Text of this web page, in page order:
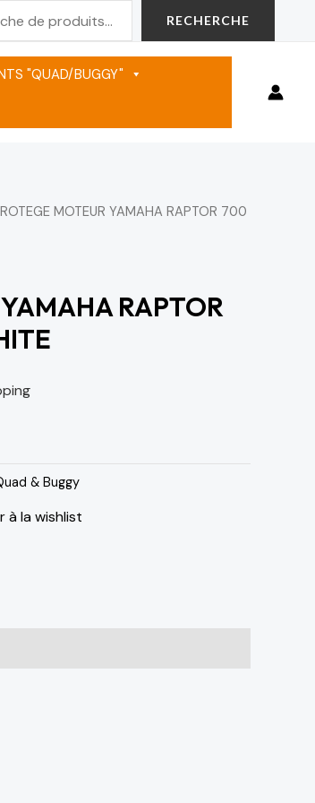
RECHERCHE
"QUAD/BUGGY"
MOTEUR YAMAHA RAPTOR 700
RAPTOR
& Buggy
à la wishlist